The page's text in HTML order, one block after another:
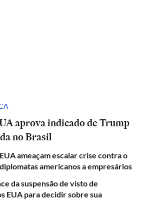
aprova indicado de Trump
no Brasil
ameaçam escalar crise contra o
americanos a empresários
da suspensão de visto de
EUA para decidir sobre sua